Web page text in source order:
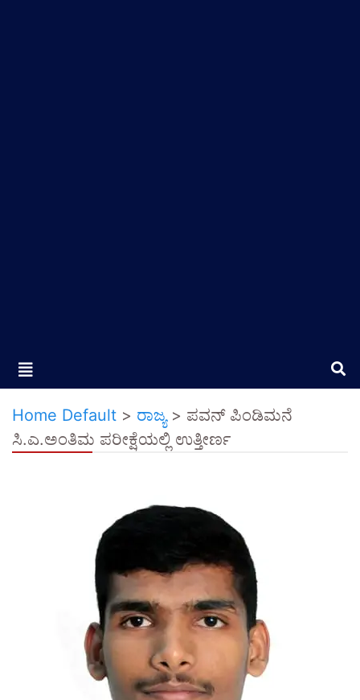
Home Default > ರಾಜ್ಯ> ಪವನ್ ಪಿಂಡಿಮನೆ
ಸಿ.ಎ.ಅಂತಿಮ ಪರೀಕ್ಷೆಯಲ್ಲಿ ಉತ್ತೀರ್ಣ